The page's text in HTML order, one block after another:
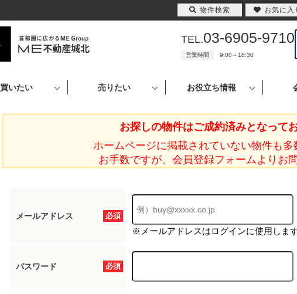
TEL.03-6905-9710
営業時間 9:00～18:30
買いたい 売りたい お役立ち情報
お探しの物件はご成約済みとなってお
ホームページに掲載されていない物件も多
お手数ですが、会員登録フォームよりお
必須
メールアドレス
※メールアドレスはログインに使用します
必須
パスワード
物件検索 お気に入